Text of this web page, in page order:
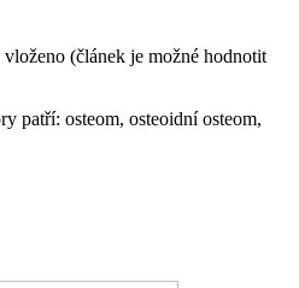
(článek je možné hodnotit
patří: osteom, osteoidní osteom,